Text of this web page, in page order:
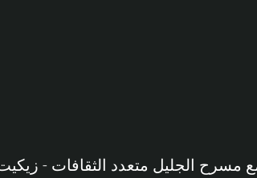
مسرح الجليل متعدد الثقافات -